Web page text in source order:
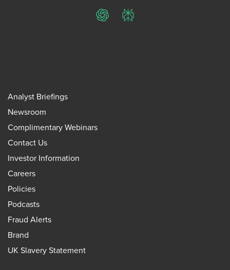
ChatGPTPerplexity
Analyst Briefings
Newsroom
Complimentary Webinars
Contact Us
Investor Information
Careers
Policies
Podcasts
Fraud Alerts
Brand
UK Slavery Statement